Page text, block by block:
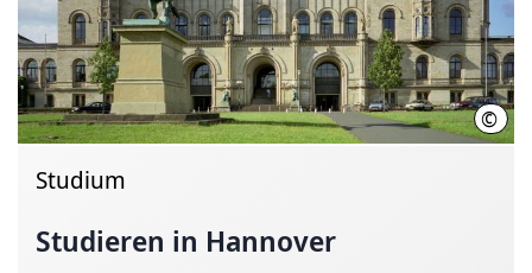
©
Studium
Studieren in Hannover